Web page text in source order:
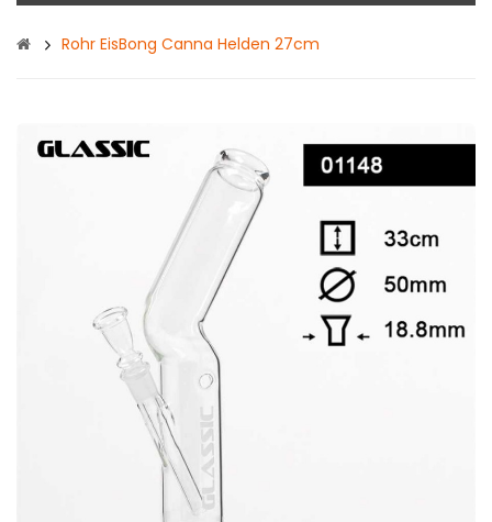
Rohr EisBong Canna Helden 27cm